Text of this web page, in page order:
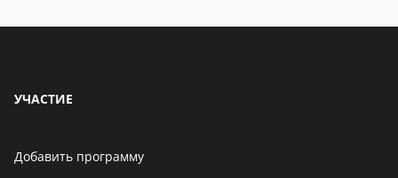
УЧАСТИЕ
Добавить программу